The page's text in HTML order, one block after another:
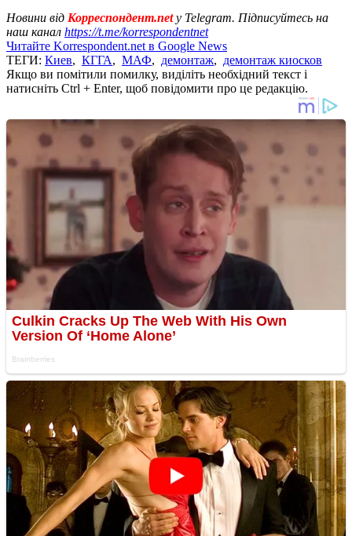
Новини від Корреспондент.netу Telegram. Підписуйтесь на
наш канал https://t.me/korrespondentnet
Читайте Korrespondent.net в Google News
ТЕГИ: Киев, КГГА, МАФ, демонтаж, демонтаж киосков
Якщо ви помітили помилку, виділіть необхідний текст і
натисніть Ctrl + Enter, щоб повідомити про це редакцію.